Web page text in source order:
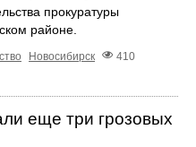
прокуратуры
районе.
Новосибирск
410
еще три грозовых